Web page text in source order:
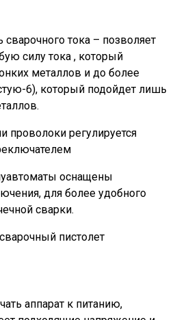
тока – позволяет
силу тока , который
металлов и до более
6), который подойдет лишь
проволоки регулируется
оснащены
для более удобного
сварки.
пистолет
аппарат к питанию,